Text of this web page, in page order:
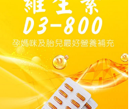
，方視為交易完成。
繳費，但若您需要取消訂單，請聯絡
訂單仍視為有效，需透過AFTEE先享
」之結帳頁面顯示為準，若有關於
相關疑問，請聯繫「AFTEE先享後付
support/home
之「AFTEE先享後付」服務完成之交
運費